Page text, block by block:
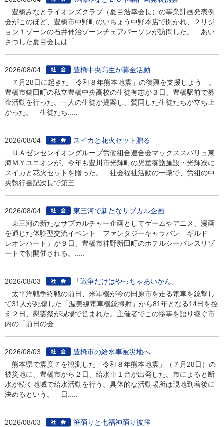
豊橋みなとライオンズクラブ（夏目浩幸会長）の事業計画発表例
会がこのほど、豊橋市中野町のいちょう中野本店で開かれ、２リジ
ョン１ゾーンの石井伸治ゾーンチェアパーソンが訪問した。 あい
さつした夏目会長は「.....
2026/08/04
豊橋中央高生が募金活動
７月28日に起きた「令和８年熊本地震」の復興を支援しよう―。
豊橋市鍵田町の私立豊橋中央高校の生徒有志が３日、豊橋駅前で募
金活動を行った。一人の生徒が提案し、賛同した生徒たちが立ち上
がった。 生徒たち.....
2026/08/04
スイカと花火セット贈る
ＵＡゼンセンイオングループ労働組合連合会マックススバリュ東
海ＭＹユニオンが、今年も豊川市光輝町の児童養護施設・光輝寮に
スイカと花火セットを贈った。 社会福祉活動の一環で、労組の中
央執行書記次長で第三.....
2026/08/04
東三河で新たなサブカル企画
東三河の新たなサブカルチャー企画としてゲームやアニメ、漫画
を通じた体験型交流イベント「ファンタジーキャラバン ギルド
レオンハート」が９日、豊橋市神野新田町のホテルシーパレスリゾ
ートで初開催される。.....
2026/08/03
「戦争だけはやっちゃあいかん」
太平洋戦争終戦の前日、米軍機が今の田原市を走る電車を銃撃し
て31人が死傷した「渥美線電車機銃掃射」から81年となる14日を控
え２日、慰霊祭が現場で営まれた。主催者でこの惨事を語り継ぐ市
内の「前日の会.....
2026/08/03
豊橋市の給水車被災地へ
熊本県で震度７を観測した「令和８年熊本地震」（７月28日）の
被災地に、豊橋市から２日、給水車１台が出発した。市によると断
水が続く地域で給水活動を行う。具体的な活動場所は現地到着後に
決めるという。 日.....
2026/08/03
笹踊りと七福神踊り披露